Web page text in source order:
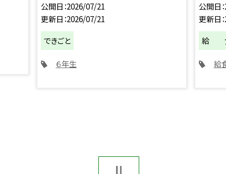
公開日 2026/07/21
更新日 2026/07/21
できごと
６年生
公開日
更新日
給
給